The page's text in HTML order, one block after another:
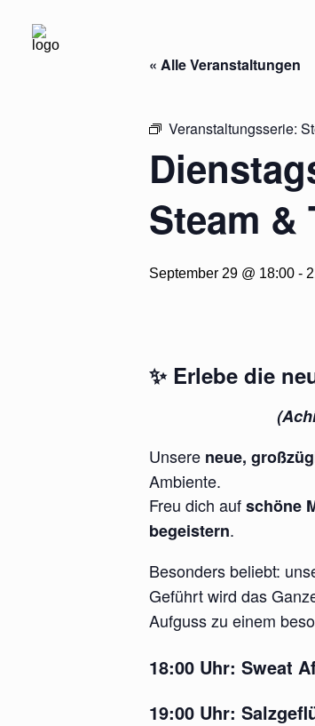
« Alle Veranstaltungen
Veranstaltungsserie:
Steam &
September 29 @ 18:00 -
✨ Erlebe die
Unsere neue,
Ambiente.
Freu dich aufschöne
begeistern.
Besonders beliebt:
Geführt wird das
Aufguss zu einem
18:00 Uhr: Sweat
19:00 Uhr: